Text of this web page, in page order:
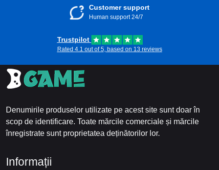
Customer support
Human support 24/7
Trustpilot
Rated 4.1 out of 5, based on 13 reviews
Denumirile produselor utilizate pe acest site sunt doar în
scop de identificare. Toate mărcile comerciale și mărcile
înregistrate sunt proprietatea deținătorilor lor.
Informații